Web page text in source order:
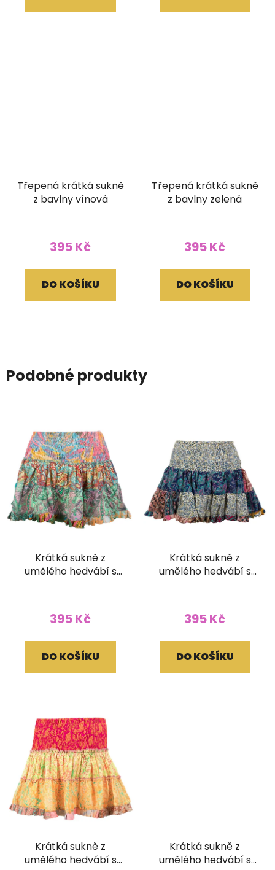
Třepená krátká sukně
z bavlny vínová
395 Kč
DO KOŠÍKU
Třepená krátká sukně
z bavlny zelená
395 Kč
DO KOŠÍKU
Podobné produkty
Krátká sukně z
umělého hedvábí s
395 Kč
DO KOŠÍKU
Krátká sukně z
umělého hedvábí s
395 Kč
DO KOŠÍKU
Krátká sukně z
umělého hedvábí s
Krátká sukně z
umělého hedvábí s